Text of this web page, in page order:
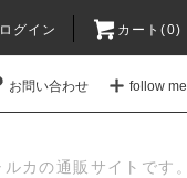
ログイン カート(0)
お問い合わせ follow me
カの通販サイトです。